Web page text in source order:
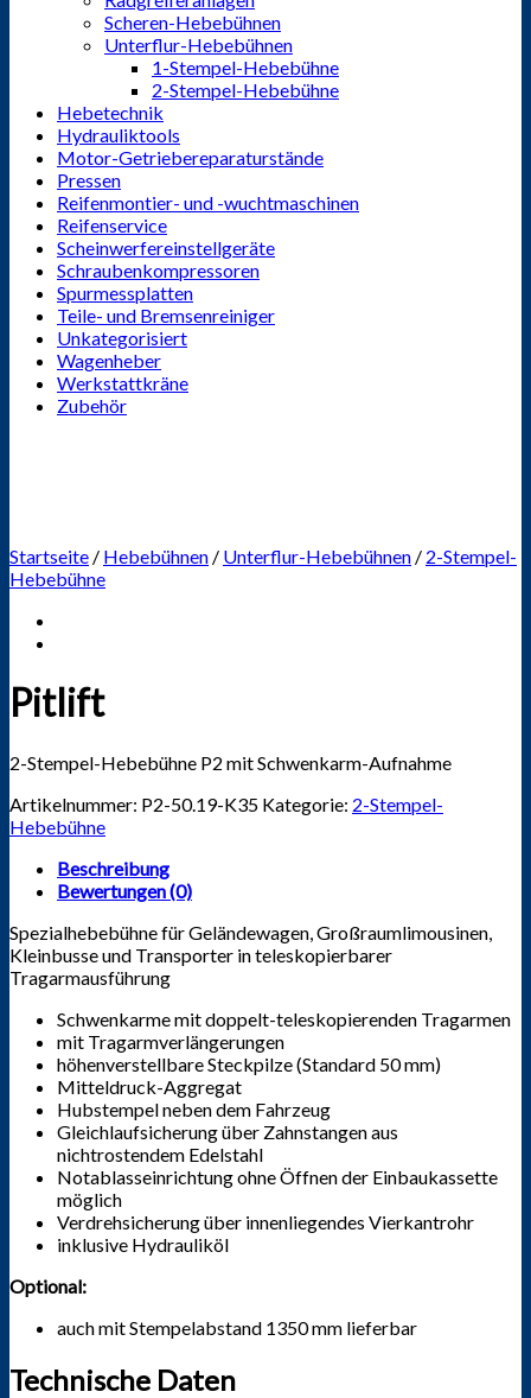
Scheren-Hebebühnen
Unterflur-Hebebühnen
1-Stempel-Hebebühne
2-Stempel-Hebebühne
Hebetechnik
Hydrauliktools
Motor-Getriebereparaturstände
Pressen
Reifenmontier- und -wuchtmaschinen
Reifenservice
Scheinwerfereinstellgeräte
Schraubenkompressoren
Spurmessplatten
Teile- und Bremsenreiniger
Unkategorisiert
Wagenheber
Werkstattkräne
Zubehör
Startseite / Hebebühnen / Unterflur-Hebebühnen / 2-Stempel-
Hebebühne
Pitlift
2-Stempel-Hebebühne P2 mit Schwenkarm-Aufnahme
Artikelnummer: P2-50.19-K35 Kategorie: 2-Stempel-
Hebebühne
Beschreibung
Bewertungen (0)
Spezialhebebühne für Geländewagen, Großraumlimousinen,
Kleinbusse und Transporter in teleskopierbarer
Tragarmausführung
Schwenkarme mit doppelt-teleskopierenden Tragarmen
mit Tragarmverlängerungen
höhenverstellbare Steckpilze (Standard 50 mm)
Mitteldruck-Aggregat
Hubstempel neben dem Fahrzeug
Gleichlaufsicherung über Zahnstangen aus
nichtrostendem Edelstahl
Notablasseinrichtung ohne Öffnen der Einbaukassette
möglich
Verdrehsicherung über innenliegendes Vierkantrohr
inklusive Hydrauliköl
Optional:
auch mit Stempelabstand 1350 mm lieferbar
Technische Daten